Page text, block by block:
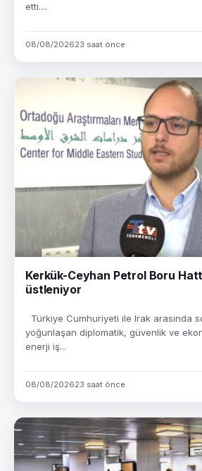
etti....
08/08/202623 saat önce
Kerkük-Ceyhan Petrol Boru
üstleniyor
Türkiye Cumhuriyeti ile Irak arasında
yoğunlaşan diplomatik, güvenlik ve
enerji iş...
08/08/202623 saat önce